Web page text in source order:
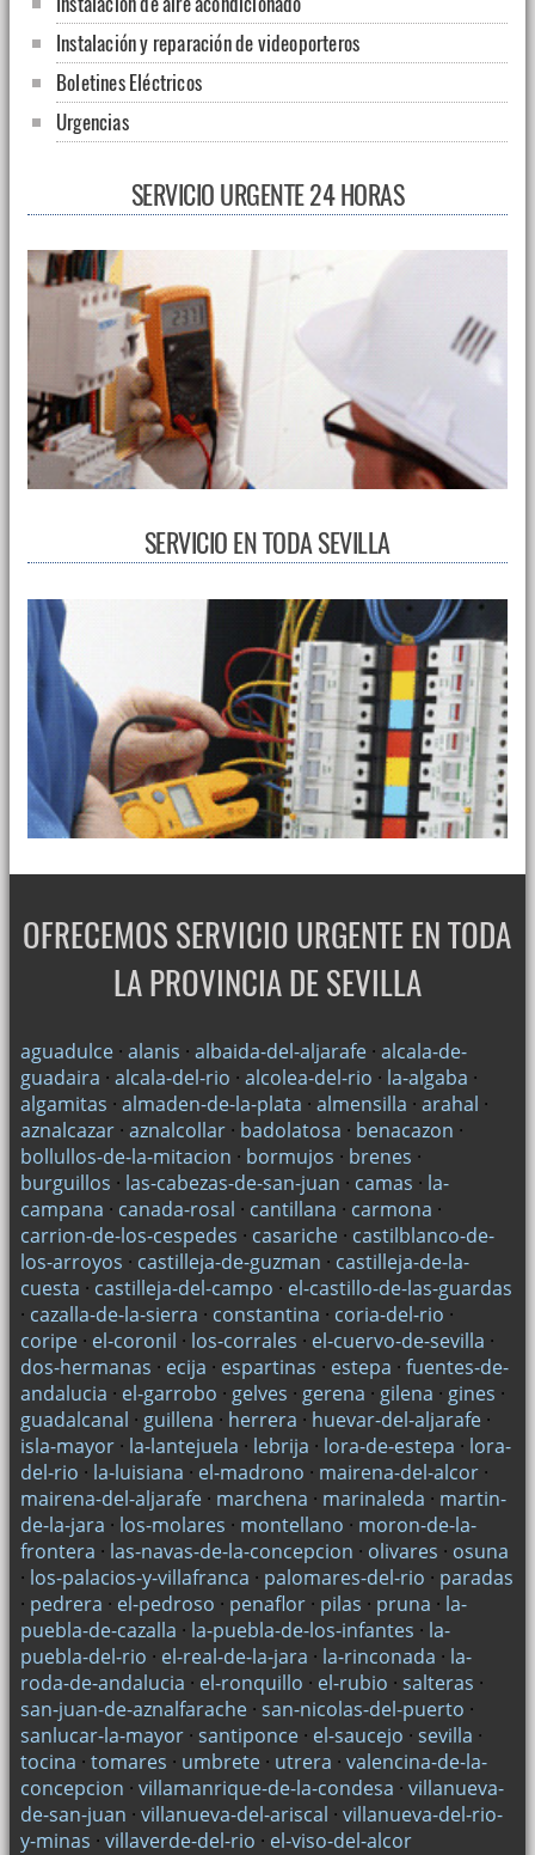
Instalación y reparación de videoporteros
Boletines Eléctricos
Urgencias
SERVICIO URGENTE 24 HORAS
SERVICIO EN TODA SEVILLA
OFRECEMOS SERVICIO URGENTE EN TODA
LA PROVINCIA DE SEVILLA
aguadulce· alanis · albaida-del-aljarafe· alcala-de-
guadaira · alcala-del-rio · alcolea-del-rio · la-algaba ·
algamitas · almaden-de-la-plata · almensilla · arahal ·
aznalcazar· aznalcollar· badolatosa · benacazon ·
bollullos-de-la-mitacion · bormujos · brenes ·
burguillos · las-cabezas-de-san-juan · camas · la-
campana · canada-rosal · cantillana · carmona ·
carrion-de-los-cespedes · casariche· castilblanco-de-
los-arroyos · castilleja-de-guzman · castilleja-de-la-
cuesta · castilleja-del-campo · el-castillo-de-las-guardas
· cazalla-de-la-sierra · constantina · coria-del-rio ·
coripe· el-coronil · los-corrales · el-cuervo-de-sevilla ·
dos-hermanas · ecija · espartinas · estepa · fuentes-de-
andalucia · el-garrobo · gelves · gerena · gilena · gines ·
guadalcanal · guillena · herrera · huevar-del-aljarafe·
isla-mayor· la-lantejuela · lebrija · lora-de-estepa · lora-
del-rio · la-luisiana · el-madrono · mairena-del-alcor·
mairena-del-aljarafe· marchena · marinaleda · martin-
de-la-jara · los-molares · montellano · moron-de-la-
frontera · las-navas-de-la-concepcion · olivares · osuna
· los-palacios-y-villafranca · palomares-del-rio · paradas
· pedrera · el-pedroso · penaflor· pilas · pruna · la-
puebla-de-cazalla · la-puebla-de-los-infantes · la-
puebla-del-rio · el-real-de-la-jara · la-rinconada · la-
roda-de-andalucia · el-ronquillo · el-rubio · salteras ·
san-juan-de-aznalfarache· san-nicolas-del-puerto ·
sanlucar-la-mayor· santiponce· el-saucejo · sevilla ·
tocina · tomares · umbrete· utrera · valencina-de-la-
concepcion · villamanrique-de-la-condesa · villanueva-
de-san-juan · villanueva-del-ariscal · villanueva-del-rio-
y-minas · villaverde-del-rio · el-viso-del-alcor